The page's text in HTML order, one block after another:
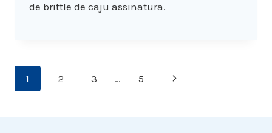
de brittle de caju assinatura.
Page
1 2 3 … 5
Next